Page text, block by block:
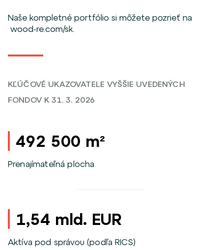
Naše kompletné portfólio si môžete pozrieť na
wood-re.com/sk.
KĽÚČOVÉ UKAZOVATELE VYŠŠIE UVEDENÝCH
FONDOV K 31. 3. 2026
492 500 m²
Prenajímateľná plocha
1,54 mld. EUR
Aktíva pod správou (podľa RICS)